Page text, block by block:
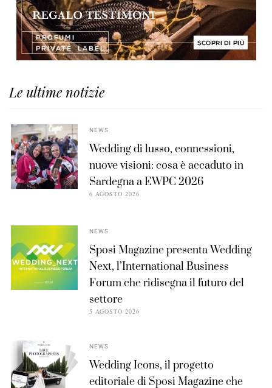
Le ultime notizie
NEWS
Wedding di lusso, connessioni,
nuove visioni: cosa è accaduto in
Sardegna a EWPC 2026
6 AGOSTO 2026
NEWS
Sposi Magazine presenta Wedding
Next, l’International Business
Forum che ridisegna il futuro del
settore
5 AGOSTO 2026
NEWS
Wedding Icons, il progetto
editoriale di Sposi Magazine che